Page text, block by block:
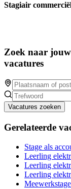
Stagiair
Zoek naar
vacatures
Vacatures zoeken
Gerelateerde
Stage als
Leerling
Leerling
Leerling